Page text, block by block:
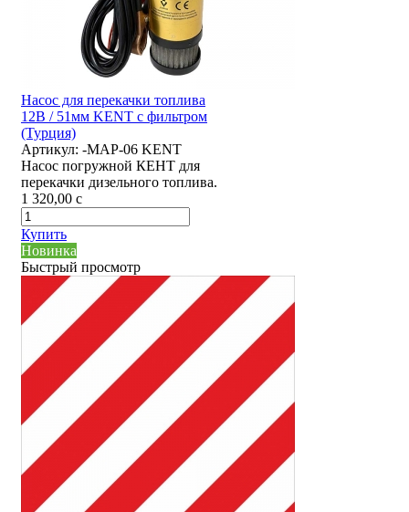
Насос для перекачки топлива
12В / 51мм KENT с фильтром
(Турция)
Артикул: -MAP-06 KENT
Насос погружной КЕНТ для
перекачки дизельного топлива.
1 320,00 c
Купить
Новинка
Быстрый просмотр